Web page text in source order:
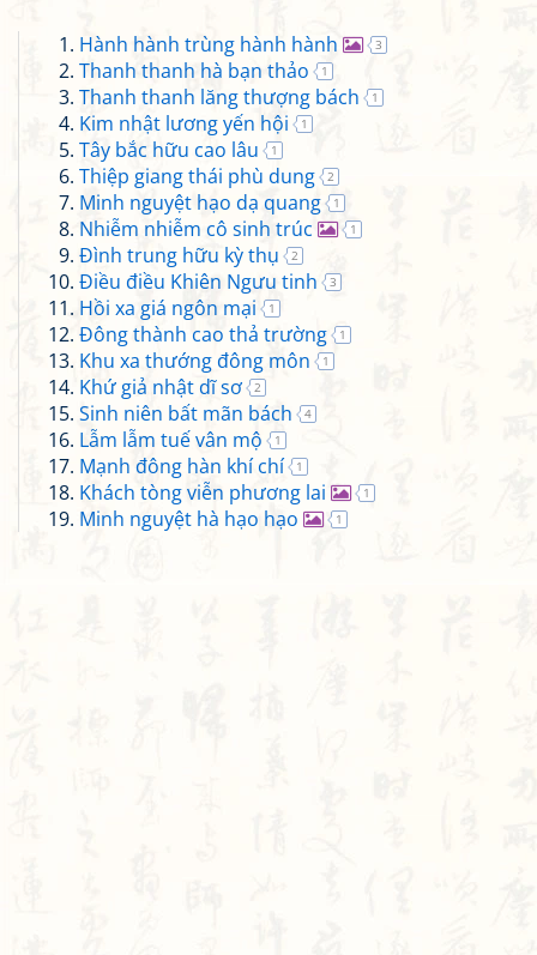
Hành hành trùng hành hành 3
Thanh thanh hà bạn thảo 1
Thanh thanh lăng thượng bách 1
Kim nhật lương yến hội 1
Tây bắc hữu cao lâu 1
Thiệp giang thái phù dung 2
Minh nguyệt hạo dạ quang 1
Nhiễm nhiễm cô sinh trúc 1
Đình trung hữu kỳ thụ 2
Điều điều Khiên Ngưu tinh 3
Hồi xa giá ngôn mại 1
Đông thành cao thả trường 1
Khu xa thướng đông môn 1
Khứ giả nhật dĩ sơ 2
Sinh niên bất mãn bách 4
Lẫm lẫm tuế vân mộ 1
Mạnh đông hàn khí chí 1
Khách tòng viễn phương lai 1
Minh nguyệt hà hạo hạo 1